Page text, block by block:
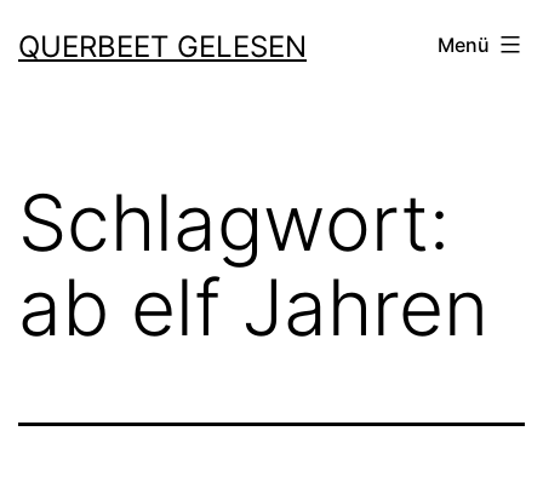
Inhalt
QUERBEET GELESEN Menü
Schlagwort:
ab elf Jahren